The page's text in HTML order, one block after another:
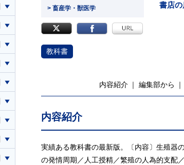
> 畜産学・獣医学
教科書
書店
内容紹介 編集部から
内容紹介
実績ある教科書の最新版。〔内容〕生殖器
の発情周期／人工授精／繁殖の人為的支配